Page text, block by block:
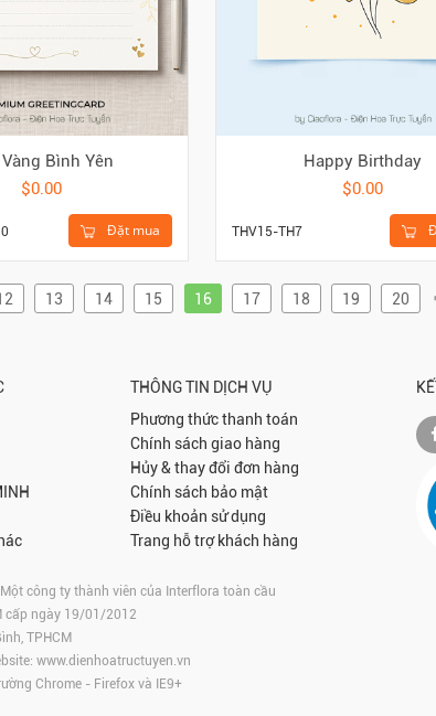
Vàng Bình Yên
$0.00
Đặt mua
Happy Birthday
$0.00
THV15-TH7
13 14 15 16 17 18 19 20
THÔNG TIN DỊCH VỤ
Phương thức thanh toán
Chính sách giao hàng
Hủy & thay đổi đơn hàng
Chính sách bảo mật
Điều khoản sử dụng
Trang hỗ trợ khách hàng
công ty thành viên của Interflora toàn cầu
cấp ngày 19/01/2012
TPHCM
www.dienhoatructuyen.vn
Chrome - Firefox và IE9+